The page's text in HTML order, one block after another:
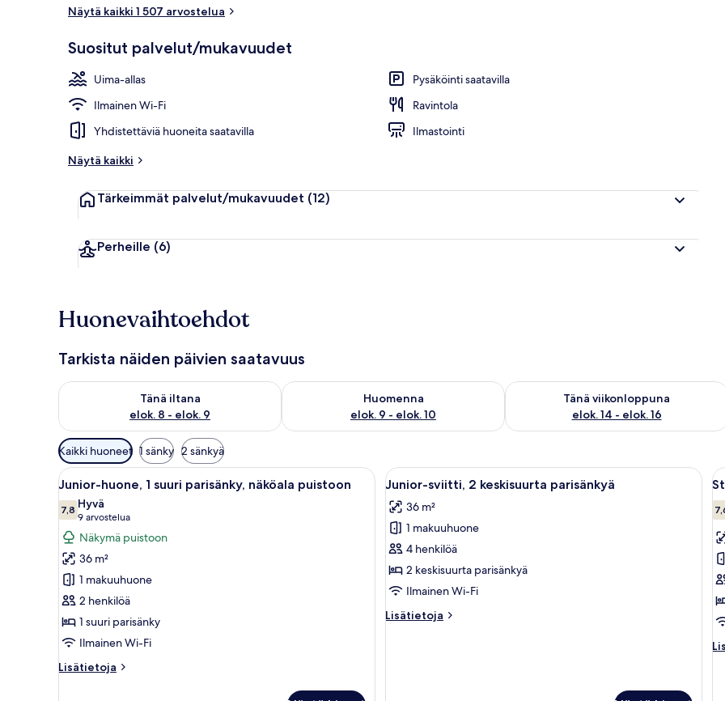
Näytä kaikki 1 507 arvostelua
Suositut palvelut/mukavuudet
Uima-allas
Pysäköinti saatavilla
Ilmainen Wi-Fi
Ravintola
Yhdistettäviä huoneita saatavilla
Ilmastointi
Näytä kaikki
Tärkeimmät palvelut/mukavuudet (12)
Perheille (6)
Huonevaihtoehdot
Tarkista näiden päivien saatavuus
Tänä iltana
elok. 8 - elok. 9
Tarkista tämän illan saatavuus elok. 8 - elok. 9
Huomenna
elok. 9 - elok. 10
Tarkista huomisen saatavuus elok. 9 - elok. 10
Tänä viikonloppuna
elok. 14 - elok. 16
Tarkista tämän viikonlopun saatavuus
Huoneille
saatavilla
olevia
suodattimia
Kaikki huoneet 1 sänky 2 sänkyä
Avaa
kaikki
huonetyypin
Junior-
huone,
1
suuri
parisänky,
näköala
puistoon
kuvat
Hotellihuone, jossa on suuri sänky, puinen yöpöytä, sängyn vieressä oleva pöytä, työpöytä, tuoli, sohva,
5
Junior-huone, 1 suuri parisänky, näköala puistoon
7,87,8 kautta 10
Hyvä
9 arvostelua
(9
arvostelua)
Näkymä puistoon
36 m²
1 makuuhuone
2 henkilöä
1 suuri parisänky
Ilmainen Wi-Fi
Lisätietoja
Lisätietoja
Avaa
kaikki
huonetyypin
Junior-
sviitti,
2
keskisuurta
kuvat
Hotellihuone, jossa on kaksi sänkyä,
6
Junior-sviitti, 2 keskisuurta parisänkyä
36 m²
1 makuuhuone
4 henkilöä
2 keskisuurta parisänkyä
Ilmainen Wi-Fi
Lisätietoja
Lisätietoja
2